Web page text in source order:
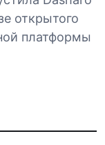
открытого
платформы